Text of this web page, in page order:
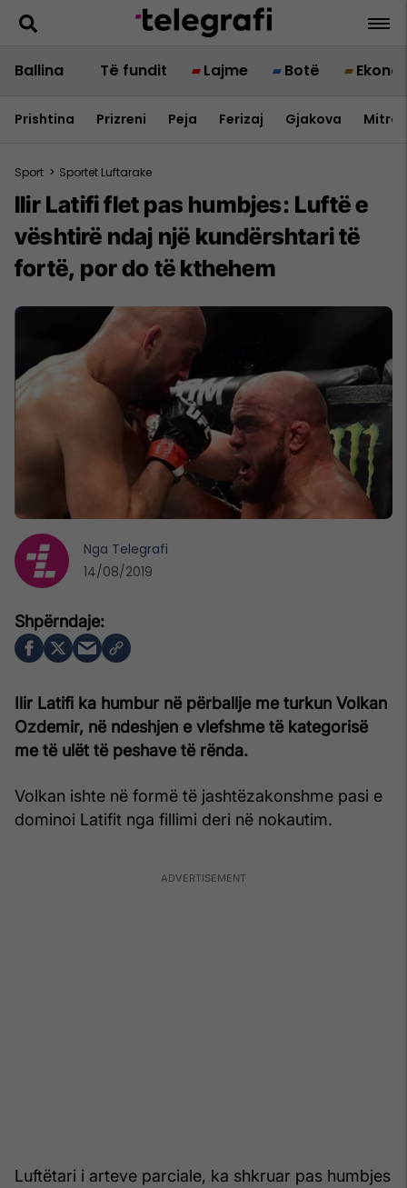
Ballina Të fundit Lajme Botë
Prishtina Prizreni Peja Ferizaj Gjakova
Sport > Sportet Luftarake
Ilir Latifi flet pas humbjes: Luftë e
vështirë ndaj një kundërshtari të
fortë, por do të kthehem
Ilir Latifi ka humbur në përballje me turkun Volkan
Ozdemir, në ndeshjen e vlefshme të kategorisë
me të ulët të peshave të rënda.
Volkan ishte në formë të jashtëzakonshme pasi e
dominoi Latifit nga fillimi deri në nokautim.
Luftëtari i arteve parciale, ka shkruar pas humbjes
Nga Telegrafi
14/08/2019